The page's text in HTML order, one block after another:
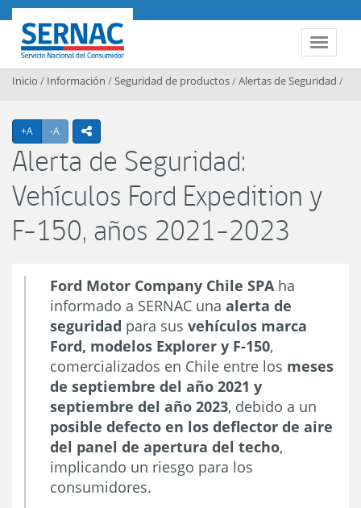
Contenido principal
Toggle
SERNAC
Inicio / Información /Seguridad de productos/Alertas de Seguridad /
+A Agrandar texto
-A Achicar textoicono compartir
Alerta de Seguridad:
Vehículos Ford Expedition y
F-150, años 2021-2023
Ford Motor Company Chile SPA ha
informado a SERNAC una alerta de
seguridad para sus vehículos marca
Ford, modelos Explorer y F-150,
comercializados en Chile entre los meses
de septiembre del año 2021 y
septiembre del año 2023, debido a un
posible defecto en los deflector de aire
del panel de apertura del techo,
implicando un riesgo para los
consumidores.